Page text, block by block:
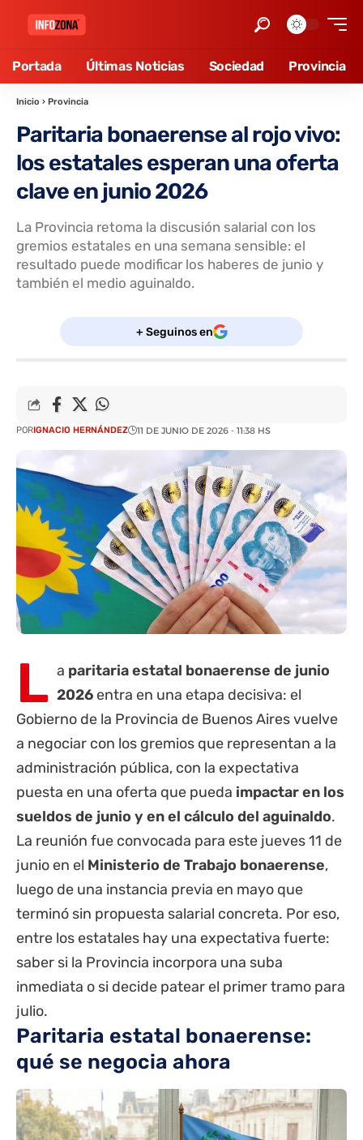
Portada Últimas Noticias Sociedad Provincia
Inicio › Provincia
Paritaria bonaerense al rojo vivo:
los estatales esperan una oferta
clave en junio 2026
La Provincia retoma la discusión salarial con los
gremios estatales en una semana sensible: el
resultado puede modificar los haberes de junio y
también el medio aguinaldo.
+ Seguinos en
PORIGNACIO HERNÁNDEZ 11 DE JUNIO DE 2026 - 11:38 HS
L a paritaria estatal bonaerense de junio
2026 entra en una etapa decisiva: el
Gobierno de la Provincia de Buenos Airesvuelve
a negociar con los gremios que representan a la
administración pública, con la expectativa
puesta en una oferta que pueda impactar en los
sueldos de junio y en el cálculo del aguinaldo.
La reunión fue convocada para este jueves 11 de
junio en el Ministerio de Trabajo bonaerense,
luego de una instancia previa en mayo que
terminó sin propuesta salarial concreta. Por eso,
entre los estatales hay una expectativa fuerte:
saber si la Provincia incorpora una suba
inmediata o si decide patear el primer tramo para
julio.
Paritaria estatal bonaerense:
qué se negocia ahora